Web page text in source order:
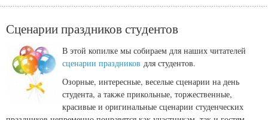
Сценарии праздников студентов
В этой копилке мы собираем для наших читателей
сценарии праздников для студентов.
Озорные, интересные, веселые сценарии на день
студента, а также прикольные, торжественные,
красивые и оригинальные сценарии студенческих